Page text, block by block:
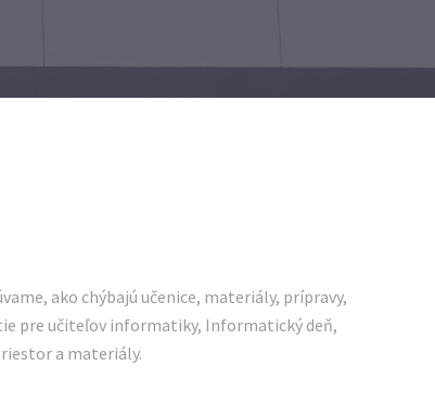
ako chýbajú učenice, materiály, prípravy,
pre učiteľov informatiky, Informatický deň,
a materiály.